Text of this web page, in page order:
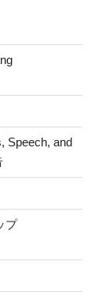
Speech, and
プ